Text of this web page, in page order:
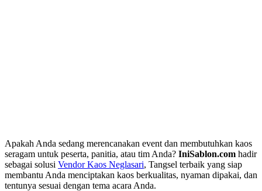
Apakah Anda sedang merencanakan event dan membutuhkan kaos
seragam untuk peserta, panitia, atau tim Anda? IniSablon.com hadir
sebagai solusi Vendor Kaos Neglasari, Tangsel terbaik yang siap
membantu Anda menciptakan kaos berkualitas, nyaman dipakai, dan
tentunya sesuai dengan tema acara Anda.